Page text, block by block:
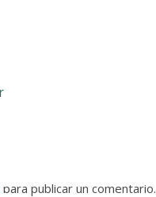
para publicar un comentario.